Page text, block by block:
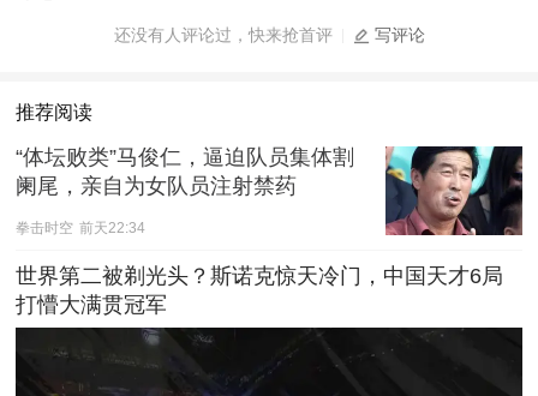
还没有人评论过，快来抢首评 写评论
推荐阅读
“体坛败类”马俊仁，逼迫队员集体割
阑尾，亲自为女队员注射禁药
拳击时空 前天22:34
世界第二被剃光头？斯诺克惊天冷门，中国天才6局
打懵大满贯冠军